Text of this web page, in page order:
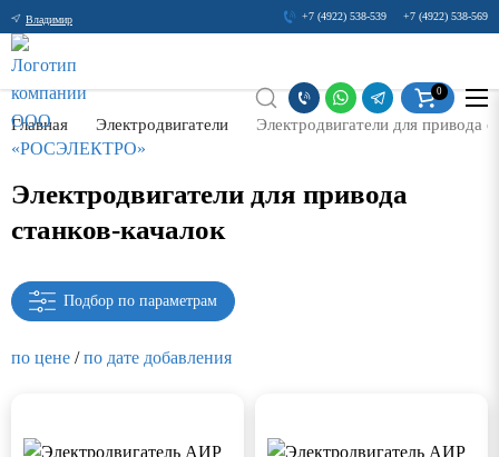
Владимир +7 (4922) 538-539 +7 (4922) 538-569
0
Главная Электродвигатели Электродвигатели для привода
Электродвигатели для привода
станков-качалок
Подбор по параметрам
по цене /по дате добавления